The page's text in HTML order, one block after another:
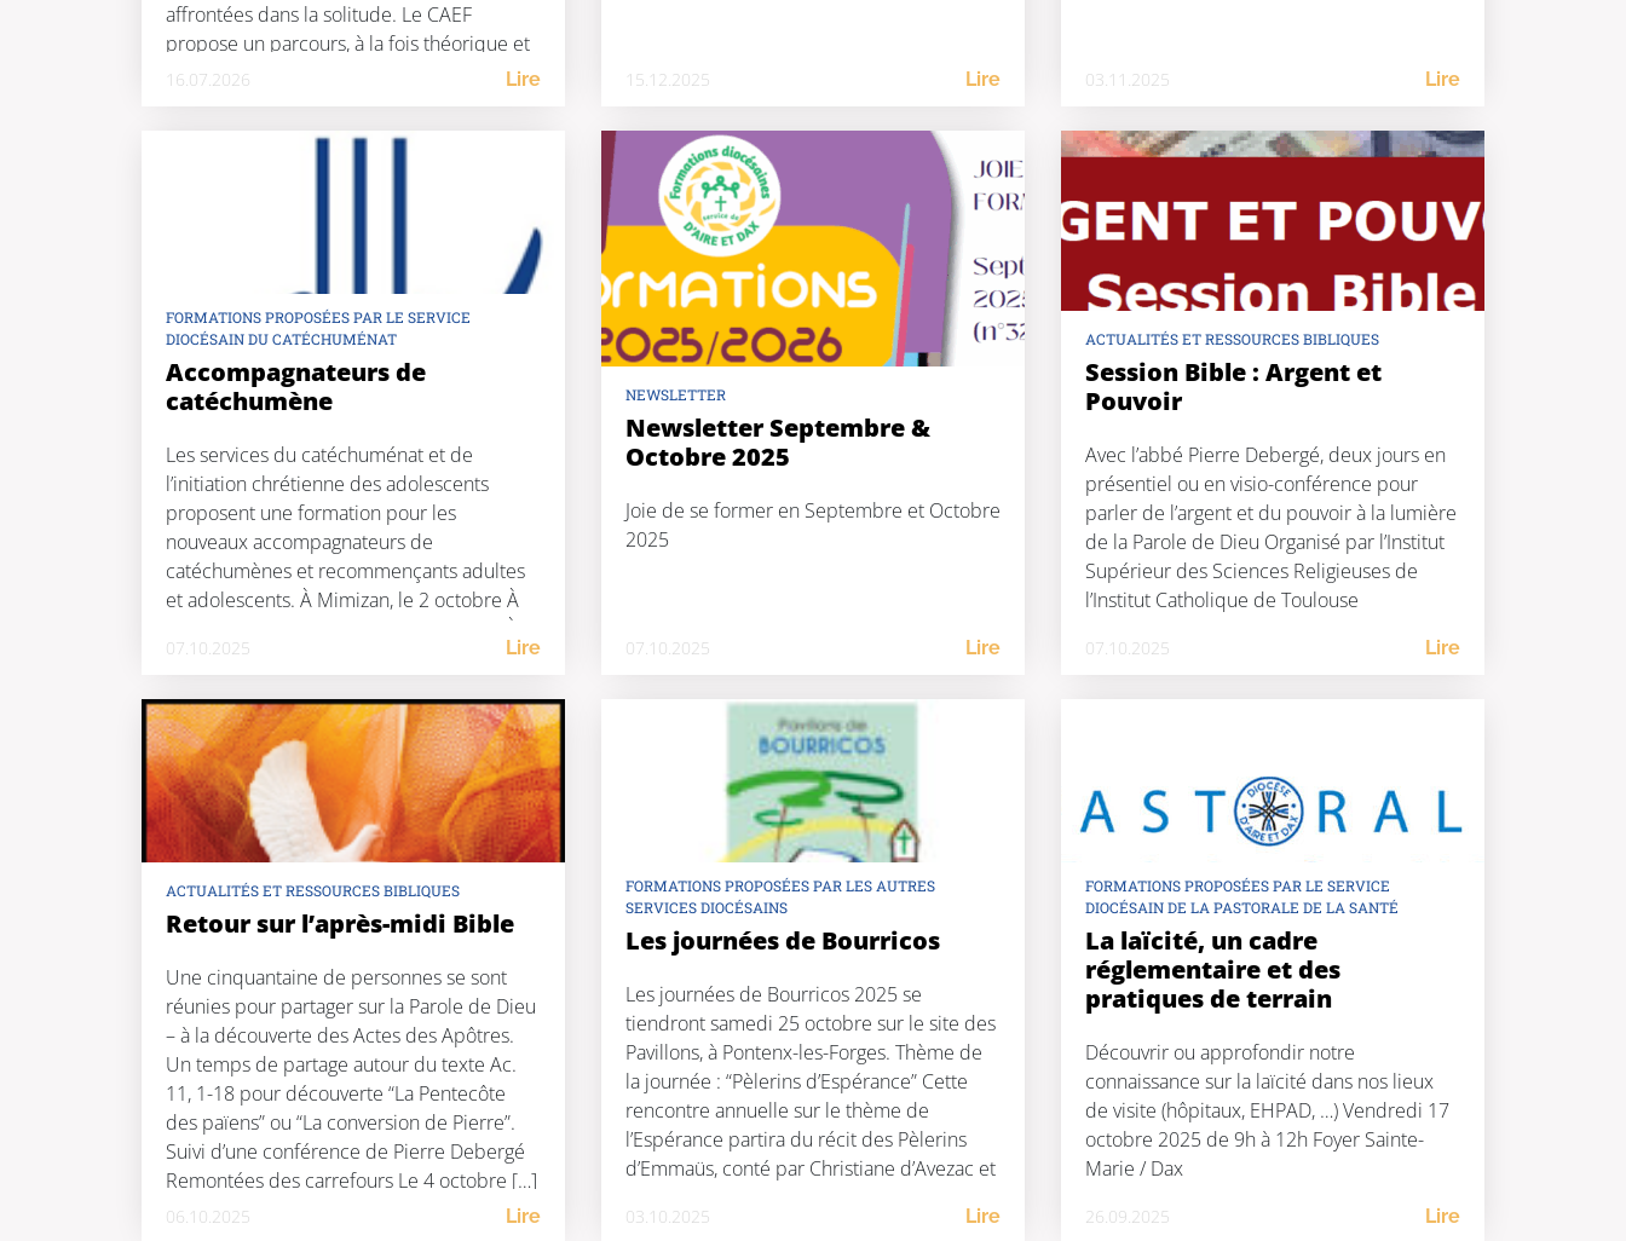
affrontées dans la solitude. Le CAEF
propose un parcours, à la fois théorique et
enraciné dans la vie concrète, dont le but
éthiques et anthropologiques à toute
16.07.2026 Lire 15.12.2025 Lire 03.11.2025 Lire
FORMATIONS PROPOSÉES PAR LE SERVICE
DIOCÉSAIN DU CATÉCHUMÉNAT
Accompagnateurs de
catéchumène
Les services du catéchuménat et de
l’initiation chrétienne des adolescents
proposent une formation pour les
nouveaux accompagnateurs de
catéchumènes et recommençants adultes
et adolescents. À Mimizan, le 2 octobre À
Saint-Vincent-de-Tyrosse, le 14 octobre À
Saint-Pierre-du-Mont, le 16 octobre Fiche
07.10.2025 Lire
NEWSLETTER
Newsletter Septembre &
Octobre 2025
Joie de se former en Septembre et Octobre
2025
07.10.2025 Lire
ACTUALITÉS ET RESSOURCES BIBLIQUES
Session Bible : Argent et
Pouvoir
Avec l’abbé Pierre Debergé, deux jours en
présentiel ou en visio-conférence pour
parler de l’argent et du pouvoir à la lumière
de la Parole de Dieu Organisé par l’Institut
Supérieur des Sciences Religieuses de
l’Institut Catholique de Toulouse
07.10.2025 Lire
ACTUALITÉS ET RESSOURCES BIBLIQUES
Retour sur l’après-midi Bible
Une cinquantaine de personnes se sont
réunies pour partager sur la Parole de Dieu
– à la découverte des Actes des Apôtres.
Un temps de partage autour du texte Ac.
11, 1-18 pour découverte “La Pentecôte
des païens” ou “La conversion de Pierre”.
Suivi d’une conférence de Pierre Debergé
Remontées des carrefours Le 4 octobre […]
06.10.2025 Lire
FORMATIONS PROPOSÉES PAR LES AUTRES
SERVICES DIOCÉSAINS
Les journées de Bourricos
Les journées de Bourricos 2025 se
tiendront samedi 25 octobre sur le site des
Pavillons, à Pontenx-les-Forges. Thème de
la journée : “Pèlerins d’Espérance” Cette
rencontre annuelle sur le thème de
l’Espérance partira du récit des Pèlerins
d’Emmaüs, conté par Christiane d’Avezac et
midi sera marqué par l’intervention de […]
03.10.2025 Lire
FORMATIONS PROPOSÉES PAR LE SERVICE
DIOCÉSAIN DE LA PASTORALE DE LA SANTÉ
La laïcité, un cadre
réglementaire et des
pratiques de terrain
Découvrir ou approfondir notre
connaissance sur la laïcité dans nos lieux
de visite (hôpitaux, EHPAD, …) Vendredi 17
octobre 2025 de 9h à 12h Foyer Sainte-
Marie / Dax
26.09.2025 Lire